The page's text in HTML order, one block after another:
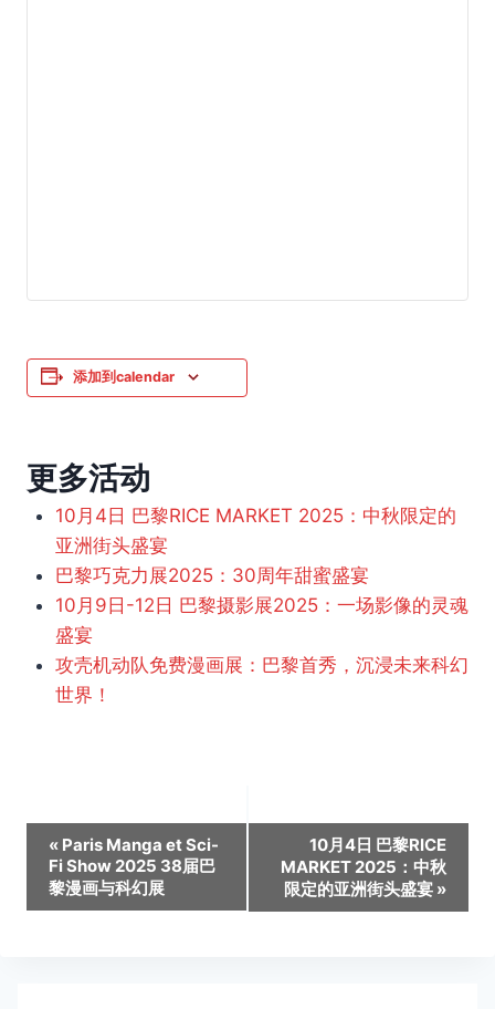
添加到calendar
更多活动
10月4日 巴黎RICE MARKET 2025：中秋限定的
亚洲街头盛宴
巴黎巧克力展2025：30周年甜蜜盛宴
10月9日-12日 巴黎摄影展2025：一场影像的灵魂
盛宴
攻壳机动队免费漫画展：巴黎首秀，沉浸未来科幻
世界！
活
动
导
« Paris Manga et Sci-
Fi Show 2025 38届巴
黎漫画与科幻展
10月4日 巴黎RICE
MARKET 2025：中秋
限定的亚洲街头盛宴 »